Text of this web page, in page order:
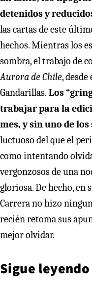
detenidos y
las cartas de este
hechos. Mientras los
sombra, el trabajo de
Aurora de Chile,
Gandarillas. Los
trabajar para la
mes, y sin uno de
luctuoso del que el
como intentando
vergonzosos de una
gloriosa. De hecho, en
Carrera no hizo
recién retoma sus
mejor olvidar.
Sigue